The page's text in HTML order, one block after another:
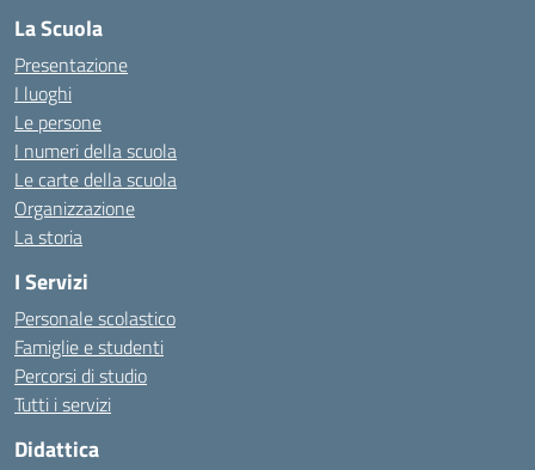
La Scuola
Presentazione
I luoghi
Le persone
I numeri della scuola
Le carte della scuola
Organizzazione
La storia
I Servizi
Personale scolastico
Famiglie e studenti
Percorsi di studio
Tutti i servizi
Didattica